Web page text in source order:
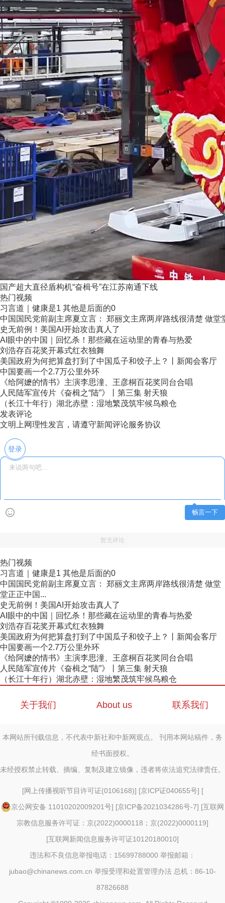
国产超大直径盾构机“奋楫号”在江苏南通下线
热门视频
习言道｜健康是1 其他是后面的0
中国国民党前副主席夏立言： 郑丽文主席两岸路线很清楚 做堂
史无前例！美国AI开始攻击真人了
AI眼中的中国｜回忆杀！那些藏在运动里的青春与热爱
刘浩存百花奖开幕式红衣独舞
美国政府为何把算盘打到了中国瓜子和饺子上？丨新闻会客厅
中国要画一个2.7万公里外环
《给阿嬷的情书》主演李思潼、王彦桐百花奖同台合唱
人民陆军宣传片《奋楫之“陆”》丨第三集 射天狼
（长江十年行）湖北赤壁：湿地繁茂筑牢候鸟粮仓
发表评论
文明上网理性发言，请遵守新闻评论服务协议
登录
畅言一下
暂无评论
热门视频
习言道｜健康是1 其他是后面的0
中国国民党前副主席夏立言： 郑丽文主席两岸路线很清楚 做堂
堂正正中国...
史无前例！美国AI开始攻击真人了
AI眼中的中国｜回忆杀！那些藏在运动里的青春与热爱
刘浩存百花奖开幕式红衣独舞
美国政府为何把算盘打到了中国瓜子和饺子上？丨新闻会客厅
中国要画一个2.7万公里外环
《给阿嬷的情书》主演李思潼、王彦桐百花奖同台合唱
人民陆军宣传片《奋楫之“陆”》丨第三集 射天狼
（长江十年行）湖北赤壁：湿地繁茂筑牢候鸟粮仓
关于我们 About us 联系我们
本网站所刊载信息，不代表中新社和中新网观点。 刊用本网站稿件，务
经书面授权。
未经授权禁止转载、摘编、复制及建立镜像，违者将依法追究法律责任。
[网上传播视听节目许可证(0106168)] [京ICP证040655号] [
京公网安备 11010202009201号] [京ICP备2021034286号-7] [互联网
宗教信息服务许可证：京(2022)0000118；京(2022)0000119]
[互联网新闻信息服务许可证10120180010]
违法和不良信息举报电话：15699788000 举报邮箱：
jubao@chinanews.com.cn 举报受理和处置管理办法 总机：86-10-
87826688